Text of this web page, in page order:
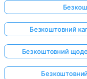
Безкоштовний
Безкоштовний